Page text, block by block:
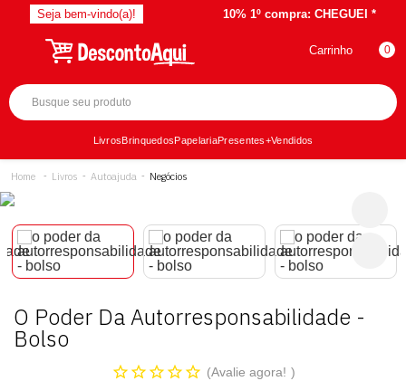
Seja bem-vindo(a)! 10% 1º compra: CHEGUEI *
Carrinho 0
LivrosBrinquedosPapelariaPresentes+Vendidos
Livros Autoajuda Negócios
O Poder Da Autorresponsabilidade -
Bolso
Avalie agora!